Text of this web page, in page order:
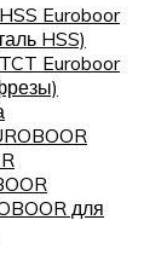
Euroboor
HSS)
Euroboor
для